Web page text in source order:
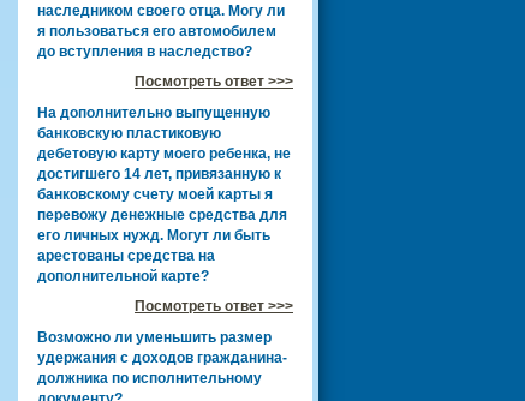
наследником своего отца. Могу ли
я пользоваться его автомобилем
до вступления в наследство?
Посмотреть ответ >>>
На дополнительно выпущенную
банковскую пластиковую
дебетовую карту моего ребенка, не
достигшего 14 лет, привязанную к
банковскому счету моей карты я
перевожу денежные средства для
его личных нужд. Могут ли быть
арестованы средства на
дополнительной карте?
Посмотреть ответ >>>
Возможно ли уменьшить размер
удержания с доходов гражданина-
должника по исполнительному